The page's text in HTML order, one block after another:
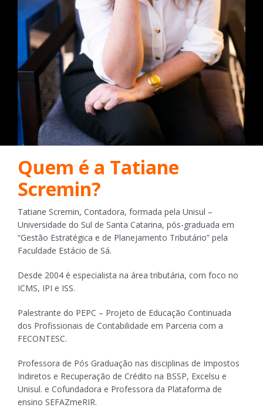
Quem é a Tatiane
Scremin?
Tatiane Scremin, Contadora, formada pela Unisul –
Universidade do Sul de Santa Catarina, pós-graduada em
“Gestão Estratégica e de Planejamento Tributário” pela
Faculdade Estácio de Sá.
Desde 2004 é especialista na área tributária, com foco no
ICMS, IPI e ISS.
Palestrante do PEPC – Projeto de Educação Continuada
dos Profissionais de Contabilidade em Parceria com a
FECONTESC.
Professora de Pós Graduação nas disciplinas de Impostos
Indiretos e Recuperação de Crédito na BSSP, Excelsu e
Unisul. e Cofundadora e Professora da Plataforma de
ensino SEFAZmeRIR.